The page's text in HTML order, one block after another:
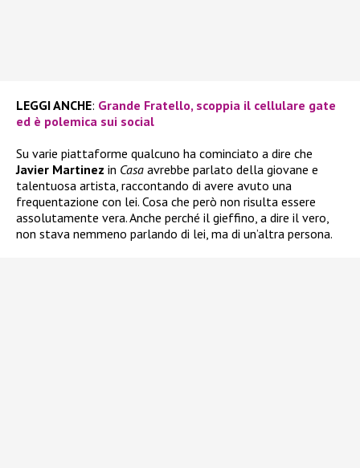
LEGGI ANCHE: Grande Fratello, scoppia il cellulare gate
ed è polemica sui social
Su varie piattaforme qualcuno ha cominciato a dire che
Javier Martinez in Casa avrebbe parlato della giovane e
talentuosa artista, raccontando di avere avuto una
frequentazione con lei. Cosa che però non risulta essere
assolutamente vera. Anche perché il gieffino, a dire il vero,
non stava nemmeno parlando di lei, ma di un’altra persona.